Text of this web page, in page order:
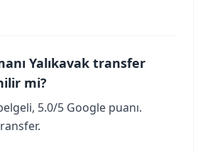
Yalıkavak transfer
mi?
5.0/5 Google puanı.